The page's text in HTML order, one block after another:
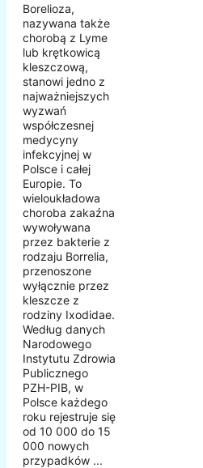
Borelioza,
nazywana także
chorobą z Lyme
lub krętkowicą
kleszczową,
stanowi jedno z
najważniejszych
wyzwań
współczesnej
medycyny
infekcyjnej w
Polsce i całej
Europie. To
wieloukładowa
choroba zakaźna
wywoływana
przez bakterie z
rodzaju Borrelia,
przenoszone
wyłącznie przez
kleszcze z
rodziny Ixodidae.
Według danych
Narodowego
Instytutu Zdrowia
Publicznego
PZH-PIB, w
Polsce każdego
roku rejestruje się
od 10 000 do 15
000 nowych
przypadków ...